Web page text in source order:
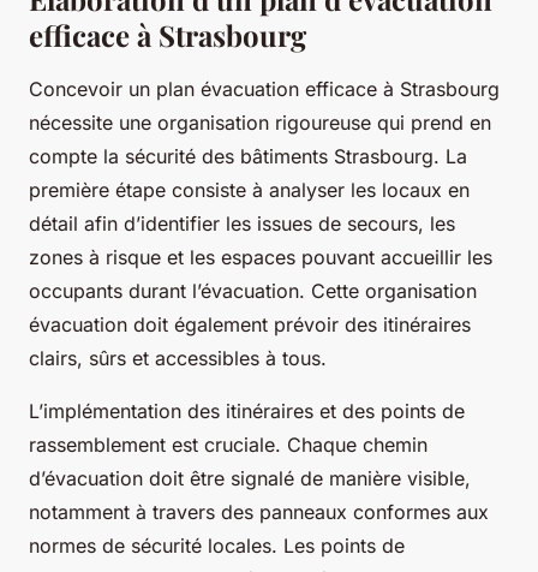
efficace à Strasbourg
Concevoir un plan évacuation efficace à Strasbourg
nécessite une organisation rigoureuse qui prend en
compte la sécurité des bâtiments Strasbourg. La
première étape consiste à analyser les locaux en
détail afin d’identifier les issues de secours, les
zones à risque et les espaces pouvant accueillir les
occupants durant l’évacuation. Cette organisation
évacuation doit également prévoir des itinéraires
clairs, sûrs et accessibles à tous.
L’implémentation des itinéraires et des points de
rassemblement est cruciale. Chaque chemin
d’évacuation doit être signalé de manière visible,
notamment à travers des panneaux conformes aux
normes de sécurité locales. Les points de